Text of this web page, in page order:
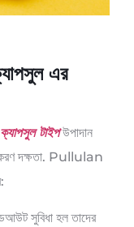
এর
ক্যাপসুল টাইপউপাদান
দক্ষতা. Pullulan
সুবিধা হল তাদের